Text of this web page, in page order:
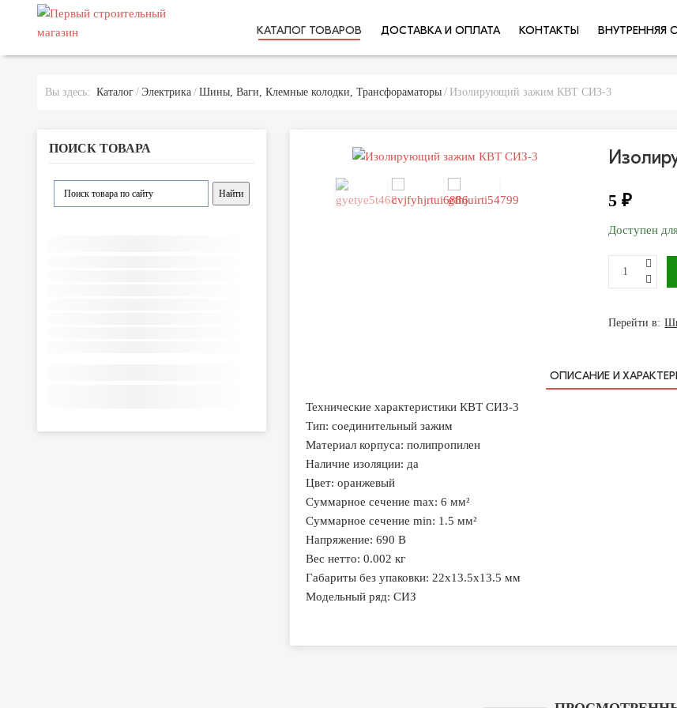
КАТАЛОГ ТОВАРОВ ДОСТАВКА И ОПЛАТА КОНТАКТЫ ВНУТРЕННЯЯ
Вы здесь: Каталог Электрика Шины, Ваги, Клемные колодки, Трансфораматоры Изолирующий зажим КВТ СИЗ-3
ПОИСК ТОВАРА
5 ₽
Доступен
Перейти в:
ОПИСАНИЕ И
Технические характеристики КВТ СИЗ-3
Тип: соединительный зажим
Материал корпуса: полипропилен
Наличие изоляции: да
Цвет: оранжевый
Суммарное сечение max: 6 мм²
Суммарное сечение min: 1.5 мм²
Напряжение: 690 В
Вес нетто: 0.002 кг
Габариты без упаковки: 22х13.5х13.5 мм
Модельный ряд: СИЗ